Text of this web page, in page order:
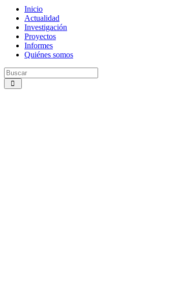
Inicio
Actualidad
Investigación
Proyectos
Informes
Quiénes somos